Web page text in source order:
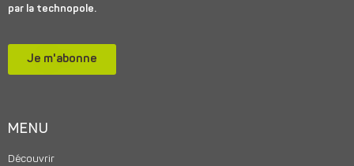
par la technopole.
Je m'abonne
MENU
Découvrir